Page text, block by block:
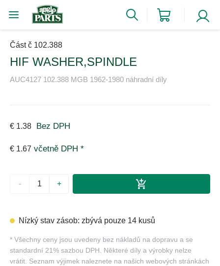
Část č 102.388
HIF WASHER,SPINDLE
AUC4127 102.388 MGB 1962-1980 náhradní díly
€ 1.38 Bez DPH
€ 1.67 včetně DPH *
- +
Nízký stav zásob: zbývá pouze 14 kusů
* Všechny ceny jsou uvedeny bez nákladů na dopravu a se
standardní 21% sazbou DPH. Některé díly a výrobky nelze
vrátit. Seznam výjimek naleznete na našich webových stránkách